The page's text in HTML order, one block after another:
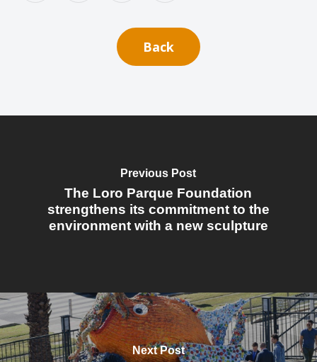
Back
Previous Post
The Loro Parque Foundation
strengthens its commitment to the
environment with a new sculpture
Next Post